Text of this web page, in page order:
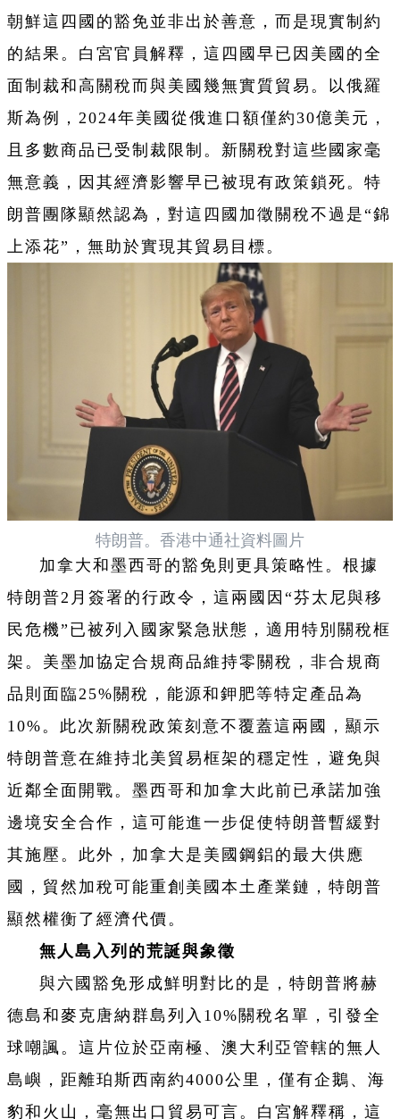
朝鮮這四國的豁免並非出於善意，而是現實制約
的結果。白宮官員解釋，這四國早已因美國的全
面制裁和高關稅而與美國幾無實質貿易。以俄羅
斯為例，2024年美國從俄進口額僅約30億美元，
且多數商品已受制裁限制。新關稅對這些國家毫
無意義，因其經濟影響早已被現有政策鎖死。特
朗普團隊顯然認為，對這四國加徵關稅不過是“錦
上添花”，無助於實現其貿易目標。
特朗普。香港中通社資料圖片
加拿大和墨西哥的豁免則更具策略性。根據
特朗普2月簽署的行政令，這兩國因“芬太尼與移
民危機”已被列入國家緊急狀態，適用特別關稅框
架。美墨加協定合規商品維持零關稅，非合規商
品則面臨25%關稅，能源和鉀肥等特定產品為
10%。此次新關稅政策刻意不覆蓋這兩國，顯示
特朗普意在維持北美貿易框架的穩定性，避免與
近鄰全面開戰。墨西哥和加拿大此前已承諾加強
邊境安全合作，這可能進一步促使特朗普暫緩對
其施壓。此外，加拿大是美國鋼鋁的最大供應
國，貿然加稅可能重創美國本土產業鏈，特朗普
顯然權衡了經濟代價。
無人島入列的荒誕與象徵
與六國豁免形成鮮明對比的是，特朗普將赫
德島和麥克唐納群島列入10%關稅名單，引發全
球嘲諷。這片位於亞南極、澳大利亞管轄的無人
島嶼，距離珀斯西南約4000公里，僅有企鵝、海
豹和火山，毫無出口貿易可言。白宮解釋稱，這